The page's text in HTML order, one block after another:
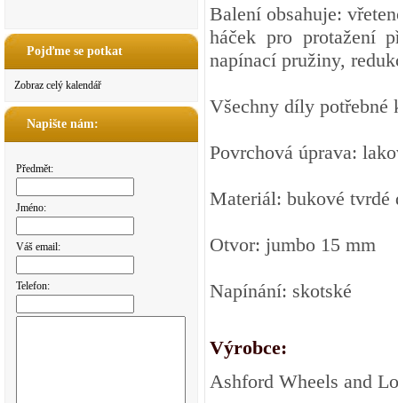
Pojďme se potkat
Zobraz celý kalendář
Napište nám:
Předmět:
Jméno:
Váš email:
Telefon:
Balení obsahuje:
háček pro protažení
napínací pružiny,
Všechny díly potřebné
Povrchová úprava:
Materiál: bukové tvrdé
Otvor: jumbo 15 mm
Napínání: skotské
Výrobce:
Ashford Wheels and